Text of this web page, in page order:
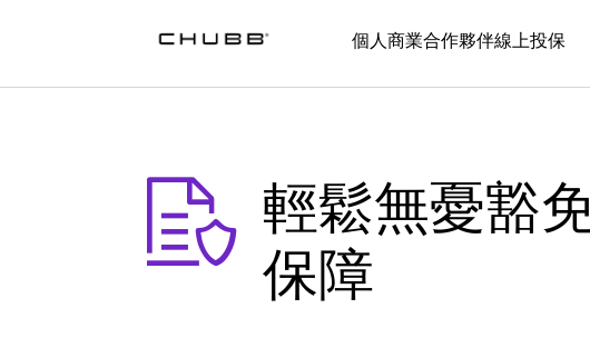
個人 商業合作夥伴線上投保
輕鬆無憂豁
保障